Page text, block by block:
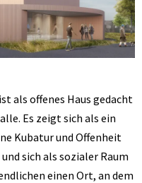
als offenes Haus gedacht
Es zeigt sich als ein
Kubatur und Offenheit
sich als sozialer Raum
einen Ort, an dem